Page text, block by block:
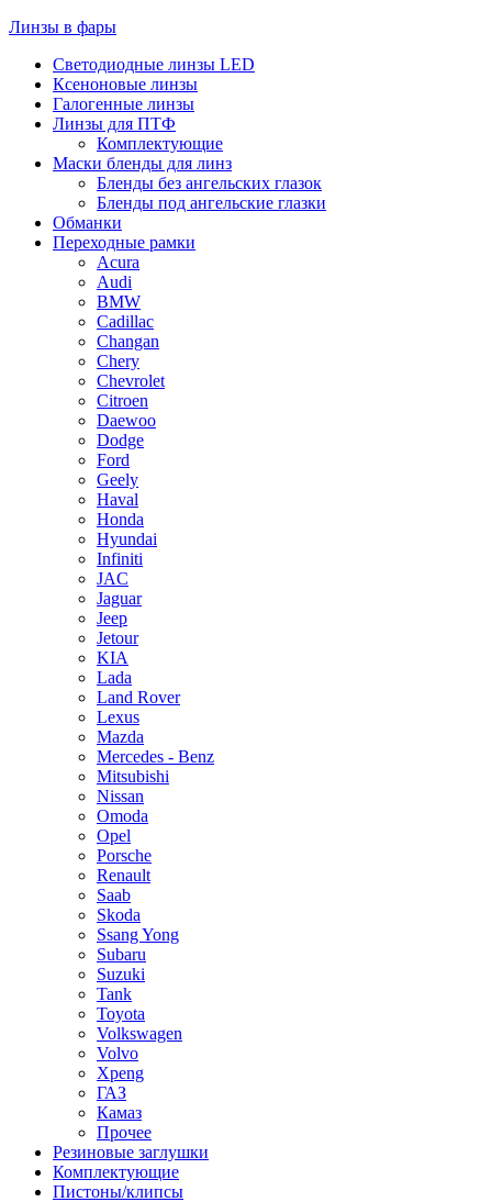
Линзы в фары
Светодиодные линзы LED
Ксеноновые линзы
Галогенные линзы
Линзы для ПТФ
Комплектующие
Маски бленды для линз
Бленды без ангельских глазок
Бленды под ангельские глазки
Обманки
Переходные рамки
Acura
Audi
BMW
Cadillac
Changan
Chery
Chevrolet
Citroen
Daewoo
Dodge
Ford
Geely
Haval
Honda
Hyundai
Infiniti
JAC
Jaguar
Jeep
Jetour
KIA
Lada
Land Rover
Lexus
Mazda
Mercedes - Benz
Mitsubishi
Nissan
Omoda
Opel
Porsche
Renault
Saab
Skoda
Ssang Yong
Subaru
Suzuki
Tank
Toyota
Volkswagen
Volvo
Xpeng
ГАЗ
Камаз
Прочее
Резиновые заглушки
Комплектующие
Пистоны/клипсы